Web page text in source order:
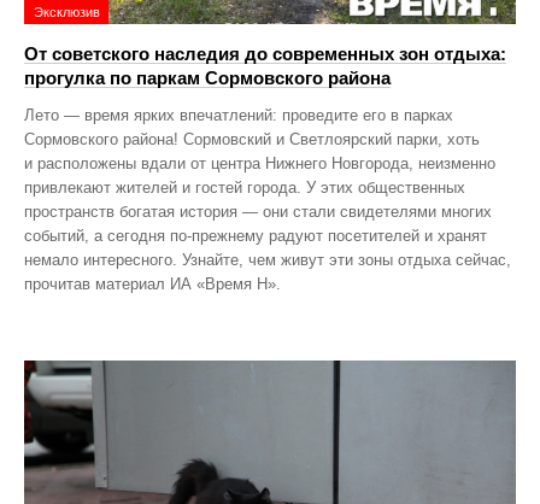
Эксклюзив
От советского наследия до современных зон отдыха:
прогулка по паркам Сормовского района
Лето — время ярких впечатлений: проведите его в парках
Сормовского района! Сормовский и Светлоярский парки, хоть
и расположены вдали от центра Нижнего Новгорода, неизменно
привлекают жителей и гостей города. У этих общественных
пространств богатая история — они стали свидетелями многих
событий, а сегодня по‑прежнему радуют посетителей и хранят
немало интересного. Узнайте, чем живут эти зоны отдыха сейчас,
прочитав материал ИА «Время Н».